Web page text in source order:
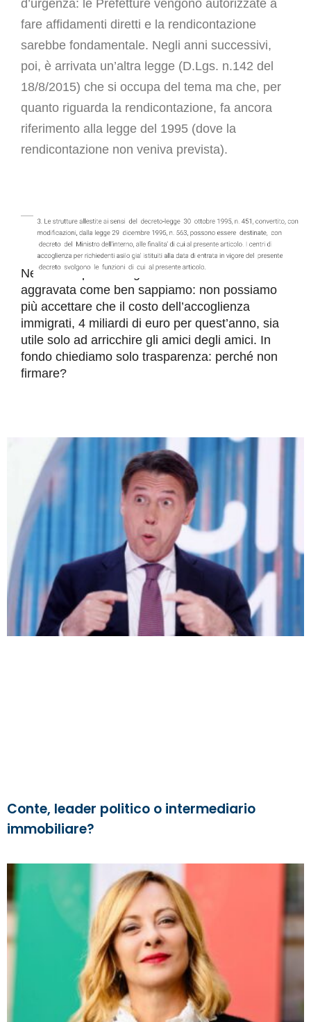
d’urgenza: le Prefetture vengono autorizzate a
fare affidamenti diretti e la rendicontazione
sarebbe fondamentale. Negli anni successivi,
poi, è arrivata un’altra legge (D.Lgs. n.142 del
18/8/2015) che si occupa del tema ma che, per
quanto riguarda la rendicontazione, fa ancora
riferimento alla legge del 1995 (dove la
rendicontazione non veniva prevista).
Nel frattempo l’emergenza sbarchi si è
aggravata come ben sappiamo: non possiamo
più accettare che il costo dell’accoglienza
immigrati, 4 miliardi di euro per quest’anno, sia
utile solo ad arricchire gli amici degli amici. In
fondo chiediamo solo trasparenza: perché non
firmare?
Conte, leader politico o intermediario
immobiliare?